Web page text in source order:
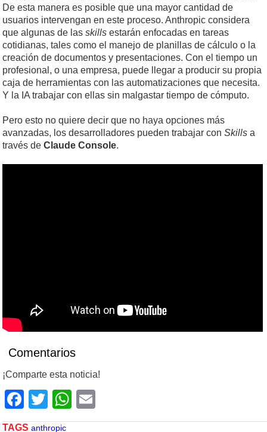
De esta manera es posible que una mayor cantidad de
usuarios intervengan en este proceso. Anthropic considera
que algunas de las skills estarán enfocadas en tareas
cotidianas, tales como el manejo de planillas de cálculo o la
creación de documentos y presentaciones. Con el tiempo un
profesional, o una empresa, puede llegar a producir su propia
caja de herramientas con las automatizaciones que necesita.
Y la IA trabajar con ellas sin malgastar tiempo de cómputo.
Pero esto no quiere decir que no haya opciones más
avanzadas, los desarrolladores pueden trabajar con Skills a
través de Claude Console.
Comentarios
¡Comparte esta noticia!
Facebook
TwitterWhatsApp
TAGS anthropic